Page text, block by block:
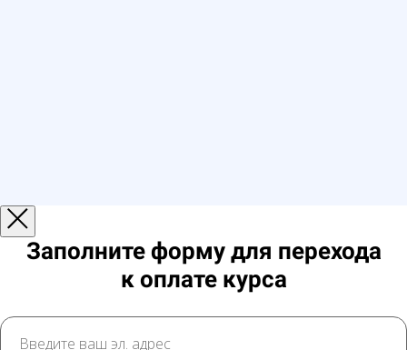
Заполните форму для перехода
к оплате курса